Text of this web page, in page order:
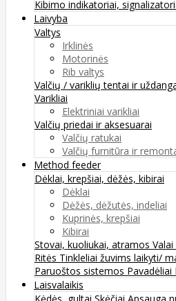
Kibimo indikatoriai,
Laivyba
Valtys
Irklinės
Motorinės
Rib valtys
Valčių / variklių tentai ir
Varikliai
Elektriniai varikliai
Valčių priedai ir aksesuarai
Valčių ratukai
Valčių furnitūra ir
Method feeder
Dėklai, krepšiai, dėžės, kibirai
Dėklai
Dėžės, dėžutės, indeliai
Kuprinės, krepšiai
Kibirai
Stovai, kuoliukai, atramos Valai
Ritės Tinkleliai žuvims laikyti/
Paruoštos sistemos Pavadėliai
Laisvalaikis
Kėdės, gultai Skėčiai Apsauga